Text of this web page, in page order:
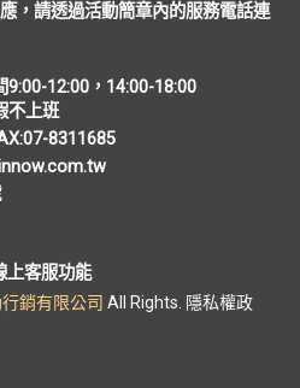
，請透過活動簡章內的服務電話連
9:00-12:00，14:00-18:00
不上班
8311685
上客服功能
銷有限公司 All Rights. 隱私權政